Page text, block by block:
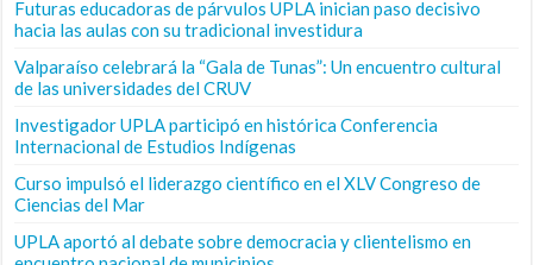
Futuras educadoras de párvulos UPLA inician paso decisivo
hacia las aulas con su tradicional investidura
Valparaíso celebrará la “Gala de Tunas”: Un encuentro cultural
de las universidades del CRUV
Investigador UPLA participó en histórica Conferencia
Internacional de Estudios Indígenas
Curso impulsó el liderazgo científico en el XLV Congreso de
Ciencias del Mar
UPLA aportó al debate sobre democracia y clientelismo en